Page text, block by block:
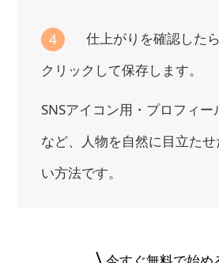
4
仕上がりを確認した
クリックして保存します。
SNSアイコン用・プロフィ
など、人物を自然に目立た
い方法です。